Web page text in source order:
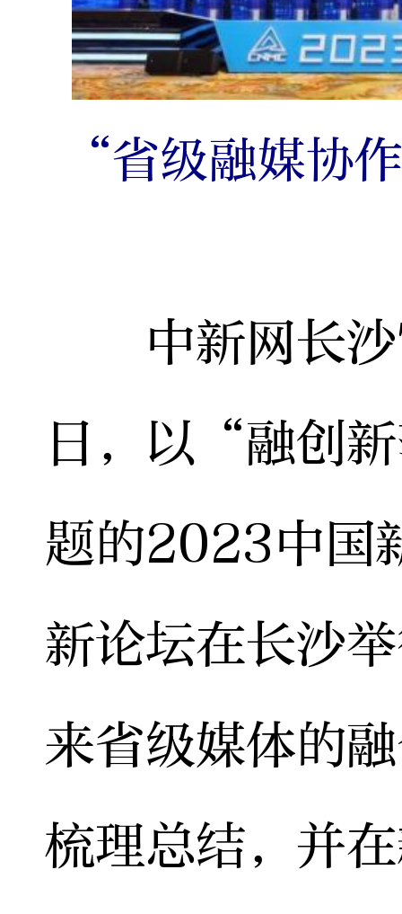
“省级融媒协
中新网长沙
日，以“融创
题的2023中国
新论坛在长沙
来省级媒体的
梳理总结，并